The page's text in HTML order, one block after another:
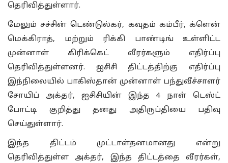
தெரிவித்துள்ளார்.
மேலும் சச்சின் டெண்டுல்கர், கவுதம் கம்பீர், க்ளென்
மெக்கிராத், மற்றும் ரிக்கி பாண்டிங் உள்ளிட்ட
முன்னாள் கிரிக்கெட் வீரர்களும் எதிர்ப்பு
தெரிவித்துள்ளனர். ஐசிசி திட்டத்திற்கு எதிர்ப்பு
இந்நிலையில் பாகிஸ்தான் முன்னாள் பந்துவீச்சாளர்
சோயிப் அக்தர், ஐசிசியின் இந்த 4 நாள் டெஸ்ட்
போட்டி குறித்து தனது அதிருப்தியை பதிவு
செய்துள்ளார்.
இந்த திட்டம் முட்டாள்தனமானது என்று
தெரிவித்துள்ள அக்தர், இந்த திட்டத்தை வீரர்கள்,